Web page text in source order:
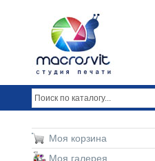
Моя корзина
Моя галерея